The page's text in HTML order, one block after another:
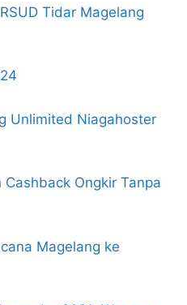
Tidar Magelang
Unlimited Niagahoster
Ongkir Tanpa
Magelang ke